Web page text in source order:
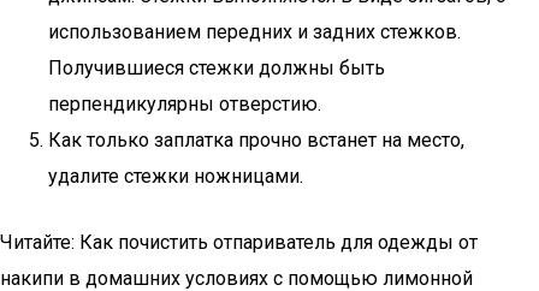
использованием передних и задних стежков.
Получившиеся стежки должны быть
перпендикулярны отверстию.
Как только заплатка прочно встанет на место,
удалите стежки ножницами.
Читайте: Как почистить отпариватель для одежды от
накипи в домашних условиях с помощью лимонной